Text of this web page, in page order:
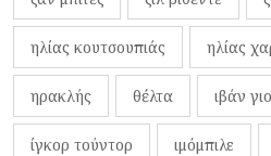
ηλίας κουτσουπιάς ηλίας
ηρακλής θέλτα ιβάν
ίγκορ τούντορ ιμόμπιλε